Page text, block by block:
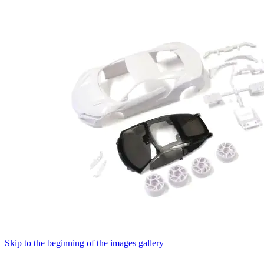
Skip to the beginning of the images gallery